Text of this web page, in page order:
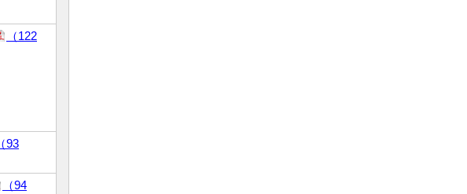
（122
（93
（94